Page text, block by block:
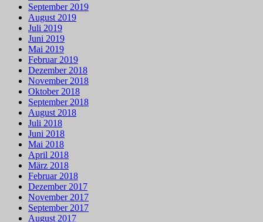
September 2019
August 2019
Juli 2019
Juni 2019
Mai 2019
Februar 2019
Dezember 2018
November 2018
Oktober 2018
September 2018
August 2018
Juli 2018
Juni 2018
Mai 2018
April 2018
März 2018
Februar 2018
Dezember 2017
November 2017
September 2017
August 2017